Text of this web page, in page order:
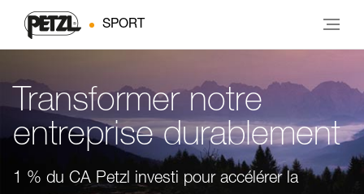
SPORT
Transformer notre
entreprise durablement
1 % du CA Petzl investi pour accélérer la